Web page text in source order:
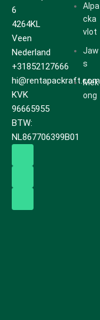
6
4264KL
Veen
Nederland
+31852127666
hi@rentapackraft.com
KVK
96665955
BTW:
NL867706399B01
Alpa
cka
vlot
Jaw
s
Mek
ong